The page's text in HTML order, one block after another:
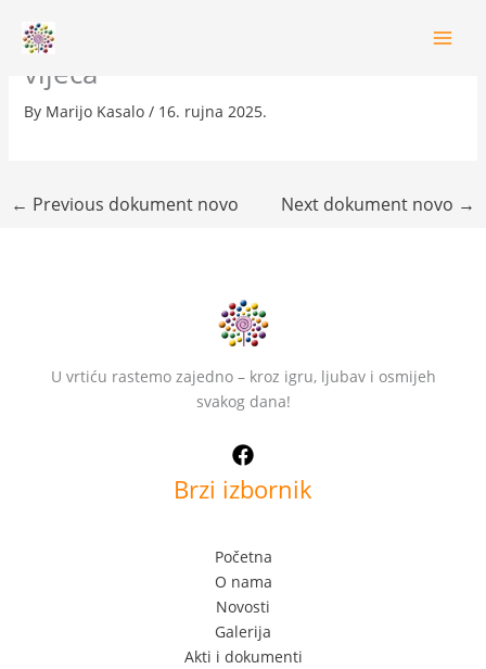
content
Poslovnik o radu odgojiteljskog
vijeća
By Marijo Kasalo / 16. rujna 2025.
← Previous dokument novo Next dokument novo →
U vrtiću rastemo zajedno – kroz igru, ljubav i osmijeh
svakog dana!
Brzi izbornik
Početna
O nama
Novosti
Galerija
Akti i dokumenti